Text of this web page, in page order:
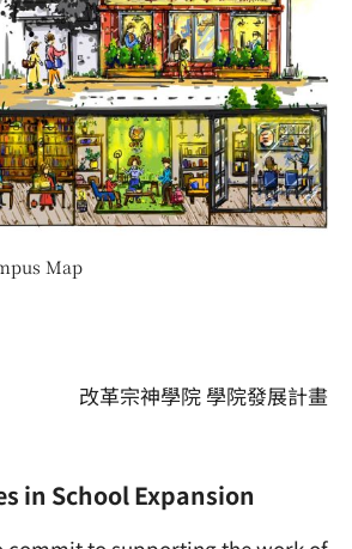
Map
改革宗神學院 學院發展計畫
in School Expansion